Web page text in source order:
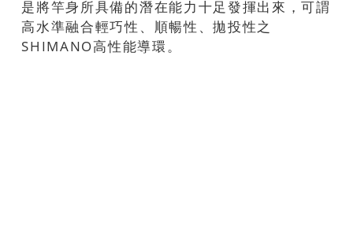
是將竿身所具備的潛在能力十足發揮出來，可謂
高水準融合輕巧性、順暢性、拋投性之
SHIMANO高性能導環。